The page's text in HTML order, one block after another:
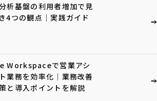
析基盤の利用者増加で見
4つの観点｜実践ガイド
Workspaceで営業アシ
業務を効率化｜業務改善
と導入ポイントを解説